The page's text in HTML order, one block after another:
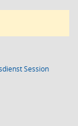
Session(Wird in